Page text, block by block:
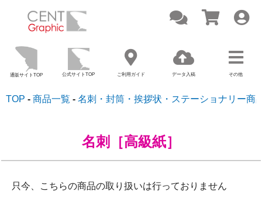
通販サイトTOP 公式サイトTOP ご利用ガイド データ入稿 その他
TOP 商品一覧 名刺・封筒・挨拶状・ステーショナリー商
名刺［高級紙］
只今、こちらの商品の取り扱いは行っておりません